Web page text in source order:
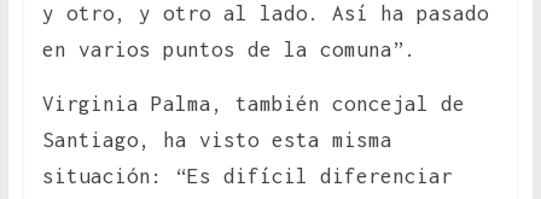
y otro, y otro al lado. Así ha pasado
en varios puntos de la comuna”.
Virginia Palma, también concejal de
Santiago, ha visto esta misma
situación: “Es difícil diferenciar